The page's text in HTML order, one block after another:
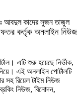
আবদুল কাদের সুজন তাজুল
কর্তৃক অনলাইন নিউজ
এটি শুরু হয়েছে নির্ভীক,
এই অনলাইন পোর্টালটি
সহ রিয়েল টাইম নিউজ
নিউজ, বিনোদন,